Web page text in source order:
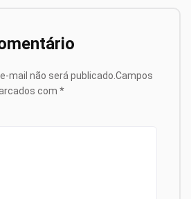
mail não será publicado. Campos
com *